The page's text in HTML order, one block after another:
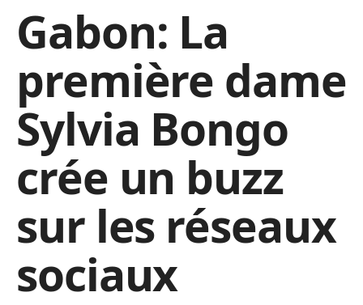
Gabon: La
première dame
Sylvia Bongo
crée un buzz
sur les réseaux
sociaux